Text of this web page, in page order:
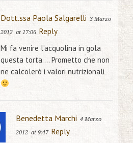
Dott.ssa Paola Salgarelli 3 Marzo
2012 at 17:06 Reply
Mi fa venire l’acquolina in gola
questa torta…. Prometto che non
ne calcolerò i valori nutrizionali
Benedetta Marchi 4 Marzo
2012 at 9:47 Reply